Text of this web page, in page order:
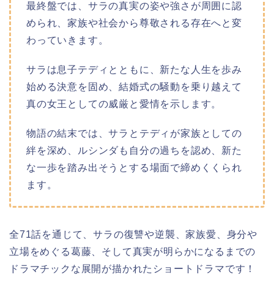
最終盤では、サラの真実の姿や強さが周囲に認
められ、家族や社会から尊敬される存在へと変
わっていきます。
サラは息子テディとともに、新たな人生を歩み
始める決意を固め、結婚式の騒動を乗り越えて
真の女王としての威厳と愛情を示します。
物語の結末では、サラとテディが家族としての
絆を深め、ルシンダも自分の過ちを認め、新た
な一歩を踏み出そうとする場面で締めくくられ
ます。
全71話を通じて、サラの復讐や逆襲、家族愛、身分や
立場をめぐる葛藤、そして真実が明らかになるまでの
ドラマチックな展開が描かれたショートドラマです！